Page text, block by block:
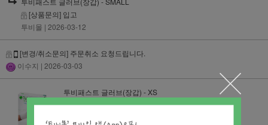
[상품문의] 입고
투비몰 | 2026-03-12
[변경/취소문의] 주문취소 요청드립니다.
이수지 | 2026-03-03
투비패스트 글러브(장갑) - XS
[상품문의] 개수